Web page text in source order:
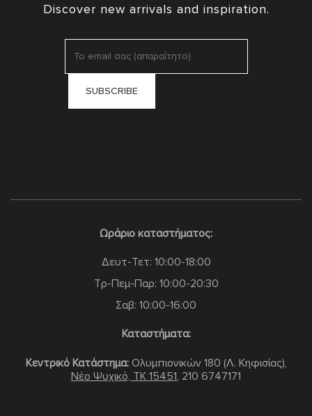
Discover new arrivals and inspiration.
Ωράριο καταστήματος:
Δευτ-Τετ: 10:00-18:00
Τρ-Πεμ-Παρ: 10:00-20:30
Σαβ: 10:00-16:00
Καταστήματα:
Κεντρικό Κατάστημα:Ολυμπιονικών 180 (Λ. Κηφισίας),
Νέο Ψυχικό, TK 15451, 210 6747171